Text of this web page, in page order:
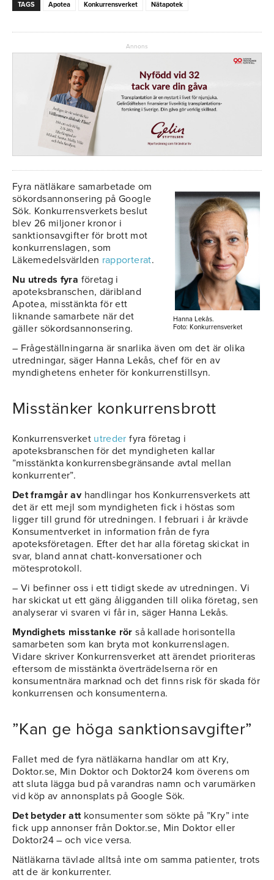
TAGS Apotea Konkurrensverket Nätapotek
Annons
Hanna Lekås.
Foto: Konkurrensverket
Fyra nätläkare samarbetade om
sökordsannonsering på Google
Sök. Konkurrensverkets beslut
blev 26 miljoner kronor i
sanktionsavgifter för brott mot
konkurrenslagen, som
Läkemedelsvärlden rapporterat.
Nu utreds fyra företag i
apoteksbranschen, däribland
Apotea, misstänkta för ett
liknande samarbete när det
gäller sökordsannonsering.
– Frågeställningarna är snarlika även om det är olika
utredningar, säger Hanna Lekås, chef för en av
myndighetens enheter för konkurrenstillsyn.
Misstänker konkurrensbrott
Konkurrensverket utreder fyra företag i
apoteksbranschen för det myndigheten kallar
”misstänkta konkurrensbegränsande avtal mellan
konkurrenter”.
Det framgår avhandlingar hos Konkurrensverkets att
det är ett mejl som myndigheten fick i höstas som
ligger till grund för utredningen. I februari i år krävde
Konsumentverket in information från de fyra
apoteksföretagen. Efter det har alla företag skickat in
svar, bland annat chatt-konversationer och
mötesprotokoll.
– Vi befinner oss i ett tidigt skede av utredningen. Vi
har skickat ut ett gäng åligganden till olika företag, sen
analyserar vi svaren vi får in, säger Hanna Lekås.
Myndighets misstanke rör så kallade horisontella
samarbeten som kan bryta mot konkurrenslagen.
Vidare skriver Konkurrensverket att ärendet prioriteras
eftersom de misstänkta överträdelserna rör en
konsumentnära marknad och det finns risk för skada för
konkurrensen och konsumenterna.
”Kan ge höga sanktionsavgifter”
Fallet med de fyra nätläkarna handlar om att Kry,
Doktor.se, Min Doktor och Doktor24 kom överens om
att sluta lägga bud på varandras namn och varumärken
vid köp av annonsplats på Google Sök.
Det betyder attkonsumenter som sökte på ”Kry” inte
fick upp annonser från Doktor.se, Min Doktor eller
Doktor24 – och vice versa.
Nätläkarna tävlade alltså inte om samma patienter, trots
att de är konkurrenter.